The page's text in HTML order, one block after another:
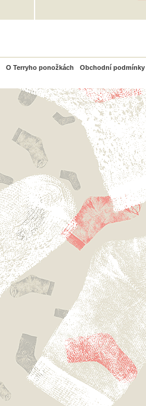
O Terryho ponožkách Obchodní podmínky
PayPal